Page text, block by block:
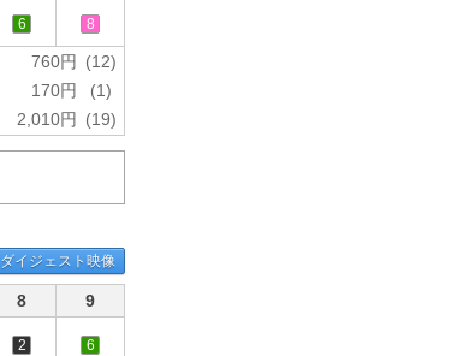
6 8
760円
(12)
170円
(1)
2,010円 (19)
ダイジェスト映像
8 9
2 6